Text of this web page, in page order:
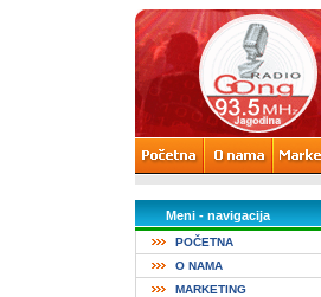
Meni - navigacija
POČETNA
O NAMA
MARKETING